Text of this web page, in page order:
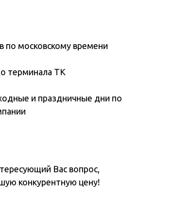
по московскому времени
терминала ТК
и праздничные дни по
Вас вопрос,
конкурентную цену!